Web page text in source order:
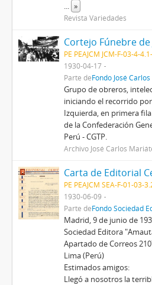
... »
Revista Variedades
PE PEAJCM JCM-F-03-4-
1930-04-17
Parte deFondo José
Grupo de obreros,
iniciando el recorrido
Izquierda, en primera
de la Confederación
Perú - CGTP.
Archivo José Carlos
Carta de Editorial
PE PEAJCM SEA-F-01-03-
1930-06-09
Parte deFondo Sociedad
Madrid, 9 de junio de
Sociedad Editora
Apartado de Correos
Lima (Perú)
Estimados amigos:
Llegó a nosotros la